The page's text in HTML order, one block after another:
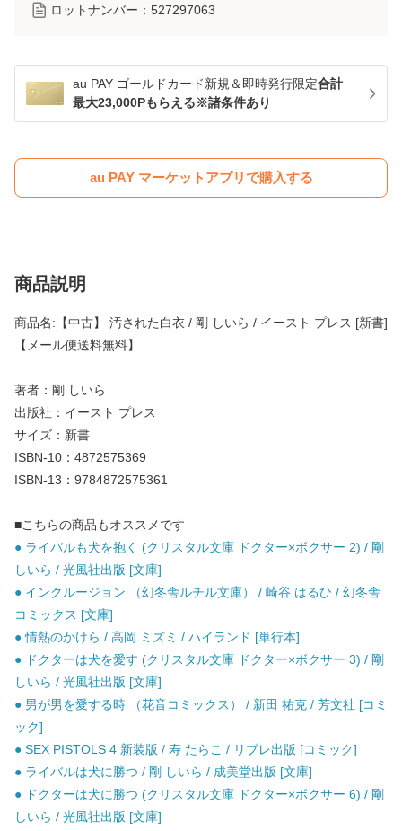
ロットナンバー： 527297063
au PAY ゴールドカード新規＆即時発行限定合計
最大23,000Pもらえる※諸条件あり
au PAY マーケットアプリで購入する
商品説明
商品名:【中古】 汚された白衣 / 剛 しいら / イースト プレス [新書]
【メール便送料無料】
著者：剛 しいら
出版社：イースト プレス
サイズ：新書
ISBN-10：4872575369
ISBN-13：9784872575361
■こちらの商品もオススメです
● ライバルも犬を抱く (クリスタル文庫 ドクター×ボクサー 2) / 剛
しいら / 光風社出版 [文庫]
● インクルージョン （幻冬舎ルチル文庫） / 崎谷 はるひ / 幻冬舎
コミックス [文庫]
● 情熱のかけら / 高岡 ミズミ / ハイランド [単行本]
● ドクターは犬を愛す (クリスタル文庫 ドクター×ボクサー 3) / 剛
しいら / 光風社出版 [文庫]
● 男が男を愛する時 （花音コミックス） / 新田 祐克 / 芳文社 [コミ
ック]
● SEX PISTOLS 4 新装版 / 寿 たらこ / リブレ出版 [コミック]
● ライバルは犬に勝つ / 剛 しいら / 成美堂出版 [文庫]
● ドクターは犬に勝つ (クリスタル文庫 ドクター×ボクサー 6) / 剛
しいら / 光風社出版 [文庫]